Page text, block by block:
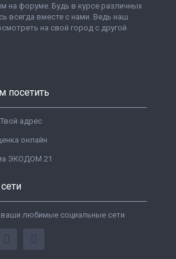
на форуме. Будь в курсе различных
всегда вместе с нами. Ведь наш
на свой город с другой
посетить
адрес
онлайн
ЭКОДОМ 21
ваши любимые социальные сети